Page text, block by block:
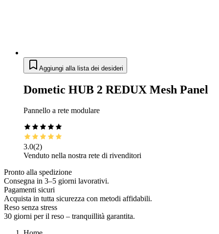
Aggiungi alla lista dei desideri
Dometic HUB 2 REDUX Mesh Panel
Pannello a rete modulare
3.0(2)
Venduto nella nostra rete di rivenditori
Pronto alla spedizione
Consegna in 3–5 giorni lavorativi.
Pagamenti sicuri
Acquista in tutta sicurezza con metodi affidabili.
Reso senza stress
30 giorni per il reso – tranquillità garantita.